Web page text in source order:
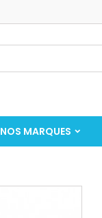
NOS MARQUES